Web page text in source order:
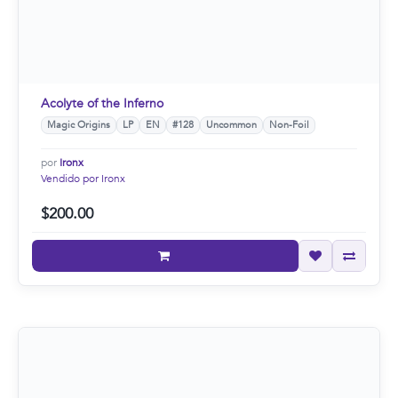
Acolyte of the Inferno
Magic Origins LP EN #128 Uncommon Non-Foil
por Ironx
Vendido por Ironx
$200.00